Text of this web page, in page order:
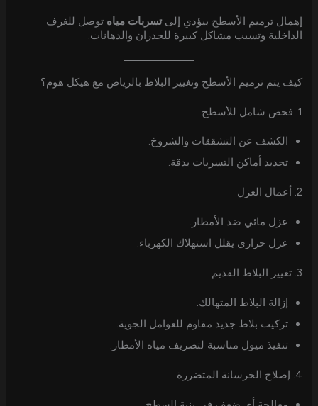
إهمال ترميم الأسطح بيؤدي إلىتسربات مياه توصل للغرف
الداخلية وتسبب مشاكل كبيرة للجدران والدهانات.
كيف يتم ترميم الأسطح وتغيير البلاط بالرياض مع هيكل هوم؟
1. فحص شامل للأسطح
الكشف عن التشققات والشروخ.
تحديد أماكن التسربات بدقة.
2. أعمال العزل
عزل مائي ضد الأمطار.
عزل حراري يقلل استهلاك الكهرباء.
3. تغيير البلاط القديم
إزالة البلاط المتهالك.
تركيب بلاط جديد مقاوم للعوامل الجوية.
تنفيذ ميول مناسبة لتصريف مياه الأمطار.
4. إصلاح الخرسانة المتضررة